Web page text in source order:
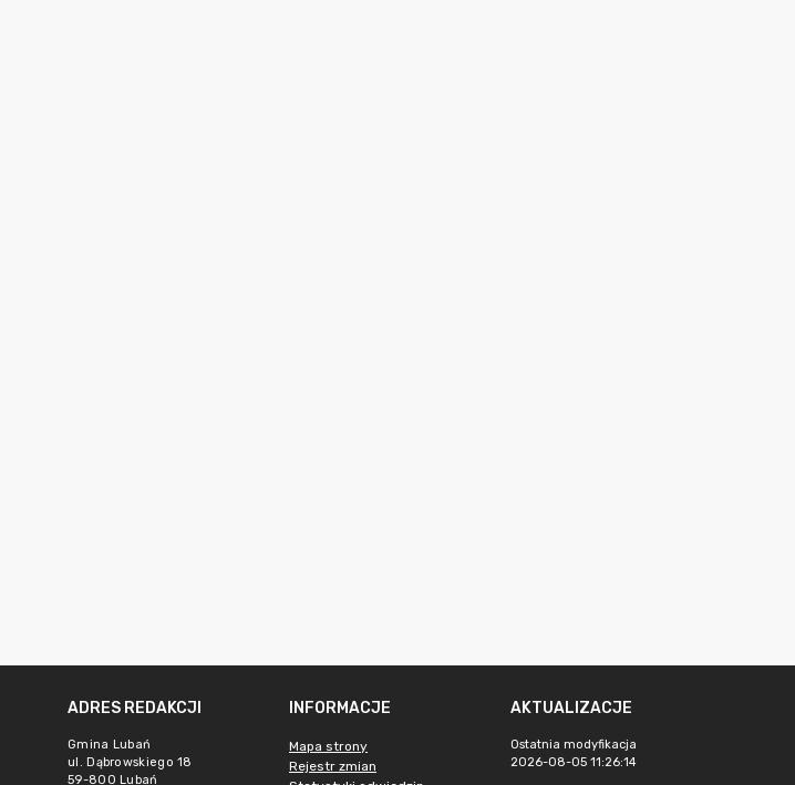
ADRES REDAKCJI
Gmina Lubań
ul. Dąbrowskiego 18
59-800 Lubań
INFORMACJE
Mapa strony
Rejestr zmian
AKTUALIZACJE
Ostatnia modyfikacja
2026-08-05 11:26:14